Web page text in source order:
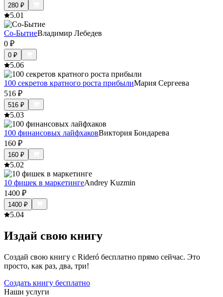
280 ₽
5.01
Со-БытиеВладимир Лебедев
0 ₽
0 ₽
5.06
100 секретов кратного роста прибылиМария Сергеева
516 ₽
516 ₽
5.03
100 финансовых лайфхаковВиктория Бондарева
160 ₽
160 ₽
5.02
10 фишек в маркетингеAndrey Kuzmin
1400 ₽
1400 ₽
5.04
Издай свою книгу
Создай свою книгу с Rideró бесплатно прямо сейчас. Это
просто, как раз, два, три!
Создать книгу бесплатно
Наши услуги